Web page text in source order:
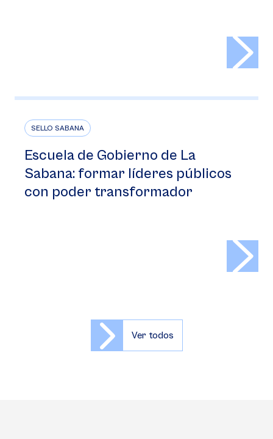
SELLO SABANA
Escuela de Gobierno de La
Sabana: formar líderes públicos
con poder transformador
Ver todos